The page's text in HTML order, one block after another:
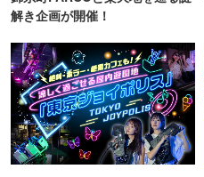
解き企画が開催！